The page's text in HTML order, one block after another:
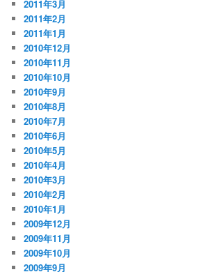
2011年3月
2011年2月
2011年1月
2010年12月
2010年11月
2010年10月
2010年9月
2010年8月
2010年7月
2010年6月
2010年5月
2010年4月
2010年3月
2010年2月
2010年1月
2009年12月
2009年11月
2009年10月
2009年9月